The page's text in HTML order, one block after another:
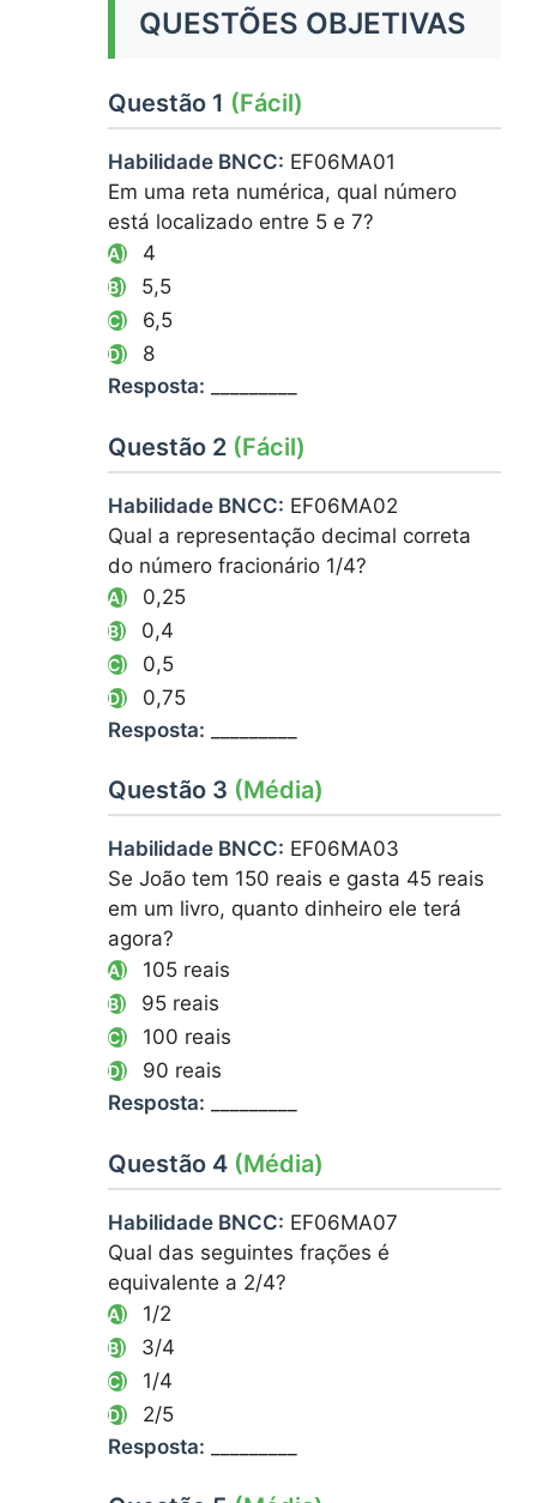
QUESTÕES OBJETIVAS
Questão 1 (Fácil)
Habilidade BNCC: EF06MA01
Em uma reta numérica, qual número
está localizado entre 5 e 7?
A) 4
B) 5,5
C) 6,5
D)
8
Resposta:
Questão 2 (Fácil)
Habilidade BNCC: EF06MA02
Qual a representação decimal correta
do número fracionário 1/4?
A) 0,25
B) 0,4
C) 0,5
D)
0,75
Resposta:
Questão 3 (Média)
Habilidade BNCC: EF06MA03
Se João tem 150 reais e gasta 45 reais
em um livro, quanto dinheiro ele terá
agora?
A) 105 reais
B) 95 reais
C) 100 reais
D)
90 reais
Resposta:
Questão 4 (Média)
Habilidade BNCC: EF06MA07
Qual das seguintes frações é
equivalente a 2/4?
A) 1/2
B) 3/4
C) 1/4
D)
2/5
Resposta: